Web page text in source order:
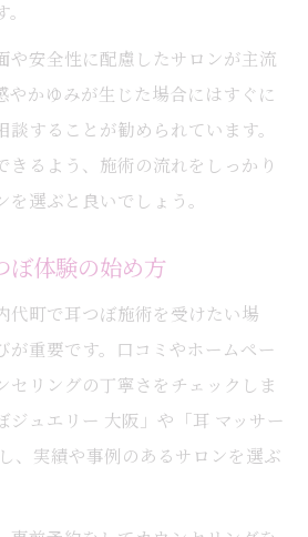
選びで大切なヒアリング内容
から施術説明までの全貌
相談から施術説明までの流れ紹
前後の変化や効果の伝え方
のアフターケアと相談内容
や安全性に配慮したサロンが主流
やかゆみが生じた場合にはすぐに
することが勧められています。
きるよう、施術の流れをしっかり
選ぶと良いでしょう。
ぼ体験の始め方
代町で耳つぼ施術を受けたい場
が重要です。口コミやホームペー
セリングの丁寧さをチェックしま
ジュエリー 大阪」や「耳 マッサー
、実績や事例のあるサロンを選ぶ